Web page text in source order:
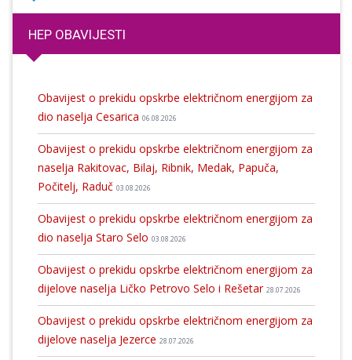
HEP OBAVIJESTI
Obavijest o prekidu opskrbe električnom energijom za
dio naselja Cesarica 06.08.2026
Obavijest o prekidu opskrbe električnom energijom za
naselja Rakitovac, Bilaj, Ribnik, Medak, Papuča,
Počitelj, Raduč 03.08.2026
Obavijest o prekidu opskrbe električnom energijom za
dio naselja Staro Selo 03.08.2026
Obavijest o prekidu opskrbe električnom energijom za
dijelove naselja Ličko Petrovo Selo i Rešetar 28.07.2026
Obavijest o prekidu opskrbe električnom energijom za
dijelove naselja Jezerce 28.07.2026